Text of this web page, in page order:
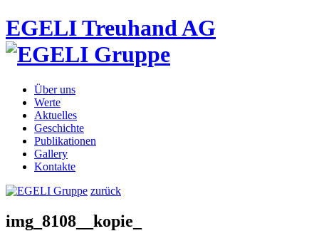
EGELI Treuhand AG
Über uns
Werte
Aktuelles
Geschichte
Publikationen
Gallery
Kontakte
zurück
img_8108__kopie_